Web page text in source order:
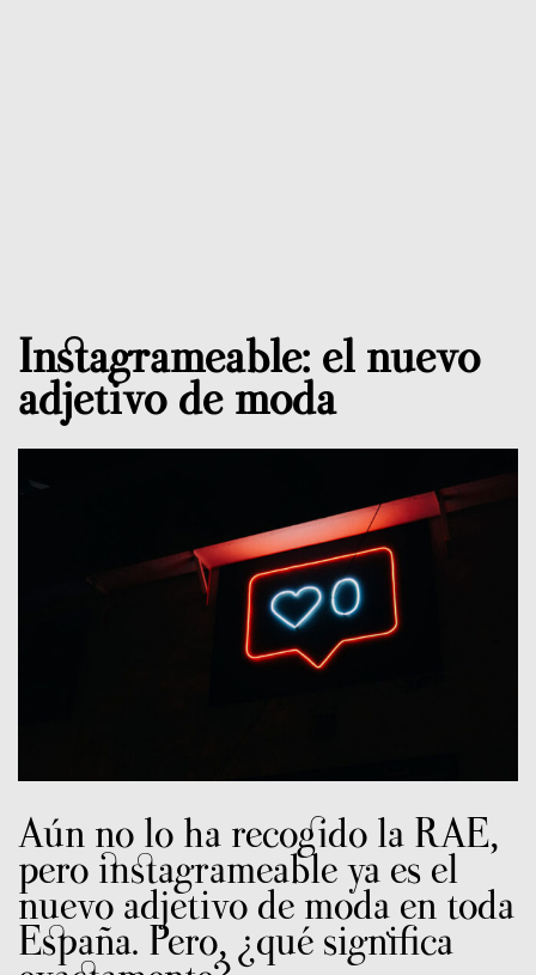
Instagrameable: el nuevo
adjetivo de moda
Aún no lo ha recogido la RAE,
pero instagrameable ya es el
nuevo adjetivo de moda en toda
España. Pero, ¿qué significa